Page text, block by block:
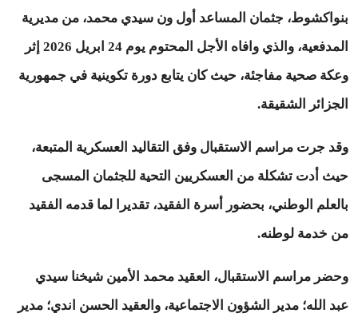
بنواكشوط، جثمان المساعد أول ون سيدي محمد، من مديرية
المدفعية، والذي وافاه الأجل المحتوم يوم 24 ابريل 2026 إثر
وعكة صحية مفاجئة، حيث كان يتابع دورة تكوينية في جمهورية
الجزائر الشقيقة.
وقد جرت مراسم الاستقبال وفق التقاليد العسكرية المتبعة،
حيث أدت تشكلة من العسكريين التحية للجثمان المسجى
بالعلم الوطني، بحضور أسرة الفقيد، تقديرا لما قدمه الفقيد
من خدمة لوطنه.
وحضر مراسم الاستقبال، العقيد محمد الأمين شيخنا سيدي
عبد الله؛ مدير الشؤون الاجتماعية، والعقيد الحسن اندي؛ مدير